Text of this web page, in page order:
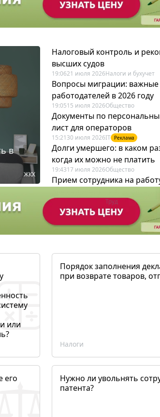
в
ЖКХ
Налоговый контроль и
высших судов
19:0621 июля 2026Налоги и бухучет
Вопросы миграции:
работодателей в 2026 году
19:0515 июля 2026Общество
Документы по
лист для операторов
15:21 30 июля 2026IT Реклама
Долги умершего: в каком
когда их можно не платить
19:4317 июля 2026Общество
Прием сотрудника на
12:28 Труд Реклама
или
Порядок заполнения
при возврате товаров,
Налоги
его
Нужно ли увольнять
патента?